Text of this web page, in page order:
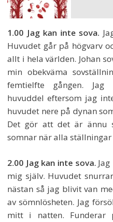
1.00 Jag kan inte sova.
Huvudet går på högvarv
allt i hela världen. Johan
min obekväma
femtielfte gången.
huvuddel eftersom jag
huvudet nere på dynan
Det gör att det är ännu
somnar när alla ställningar
2.00 Jag kan inte sova.
mig själv. Huvudet
nästan så jag blivit van
av sömnlösheten. Jag
mitt i natten. Funderar